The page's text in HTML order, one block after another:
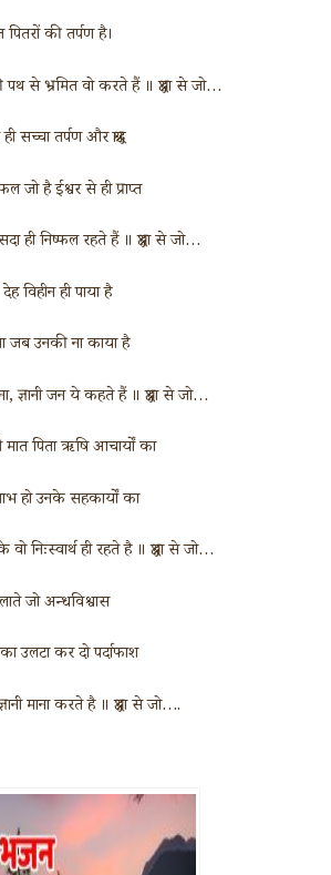
पितरों की तर्पण है।
से भ्रमित वो करते हैं ॥ श्रद्धा से जो…
सच्चा तर्पण और श्राद्ध
जो है ईश्वर से ही प्राप्त
ही निष्फल रहते हैं ॥ श्रद्धा से जो…
विहीन ही पाया है
उनकी ना काया है
जन ये कहते हैं ॥ श्रद्धा से जो…
पिता ऋषि आचार्यों का
हो उनके सहकार्यों का
निःस्वार्थ ही रहते है ॥ श्रद्धा से जो…
जो अन्धविश्वास
उलटा कर दो पर्दाफाश
माना करते है ॥ श्रद्धा से जो….